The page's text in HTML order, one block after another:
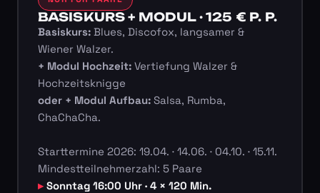
BASISKURS + MODUL · 125 € P. P.
Basiskurs:Blues, Discofox, langsamer &
Wiener Walzer.
+ Modul Hochzeit:Vertiefung Walzer &
Hochzeitsknigge
oder + Modul Aufbau:Salsa, Rumba,
ChaChaCha.
Starttermine 2026: 19.04. · 14.06. · 04.10. · 15.11.
Mindestteilnehmerzahl: 5 Paare
Sonntag 16:00 Uhr · 4 × 120 Min.